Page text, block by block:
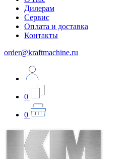
Дилерам
Сервис
Оплата и доставка
Контакты
order@kraftmachine.ru
0
0